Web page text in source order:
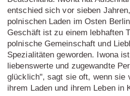
entschied sich vor sieben
polnischen Laden im Osten
Geschäft ist zu einem lebhaften
polnische Gemeinschaft und
Spezialitäten geworden. Iwona
liebenswerte und zugewandte
glücklich", sagt sie oft, wenn sie
ihrem Laden und ihrem Leben in